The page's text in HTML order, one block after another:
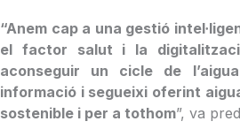
“Anem cap a una gestió
el factor salut i la
aconseguir un cicle de
informació i segueixi oferint
sostenible i per a tothom”, va